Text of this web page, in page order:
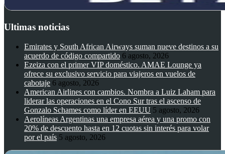
Ultimas noticias
Emirates y South African Airways suman nueve destinos a su
acuerdo de código compartido 6 agosto, 2026
Ezeiza con el primer VIP doméstico. AMAE Lounge ya
ofrece su exclusivo servicio para viajeros en vuelos de
cabotaje 6 agosto, 2026
American Airlines con cambios. Nombra a Luiz Laham para
liderar las operaciones en el Cono Sur tras el ascenso de
Gonzalo Schames como líder en EEUU 5 agosto, 2026
Aerolíneas Argentinas una empresa aérea y una promo con
20% de descuento hasta en 12 cuotas sin interés para volar
por el país 5 agosto, 2026